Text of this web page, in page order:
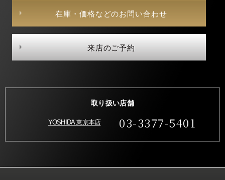
在庫・価格などのお問い合わせ
来店のご予約
取り扱い店舗
YOSHIDA 東京本店 03-3377-5401